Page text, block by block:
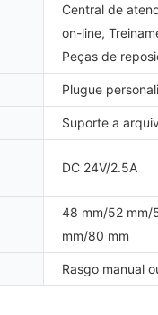
Central de
on-line,
Peças de
Plugue
Suporte a
DC 24V/2.5A
48 mm/52 mm/
mm/80 mm
Rasgo manual